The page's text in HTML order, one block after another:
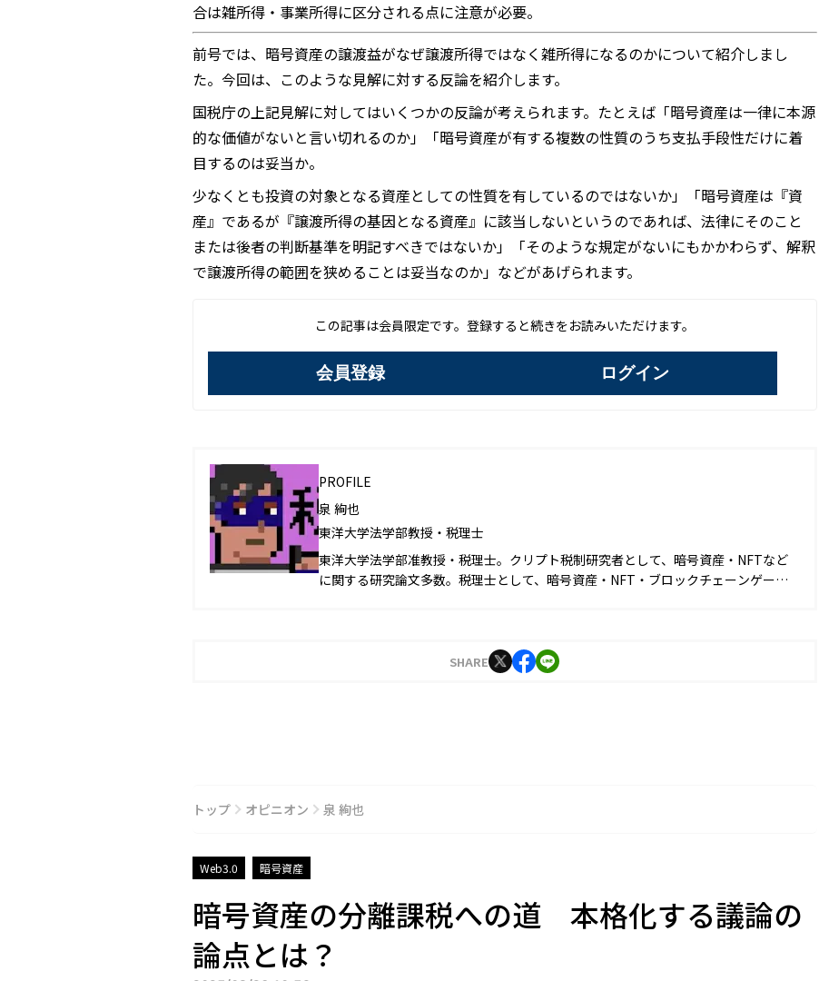
合は雑所得・事業所得に区分される点に注意が必要。
前号では、暗号資産の譲渡益がなぜ譲渡所得ではなく雑所得になるのかについて紹介しまし
た。今回は、このような見解に対する反論を紹介します。
国税庁の上記見解に対してはいくつかの反論が考えられます。たとえば「暗号資産は一律に本源
的な価値がないと言い切れるのか」「暗号資産が有する複数の性質のうち支払手段性だけに着
目するのは妥当か。
少なくとも投資の対象となる資産としての性質を有しているのではないか」「暗号資産は『資
産』であるが『譲渡所得の基因となる資産』に該当しないというのであれば、法律にそのこと
または後者の判断基準を明記すべきではないか」「そのような規定がないにもかかわらず、解釈
で譲渡所得の範囲を狭めることは妥当なのか」などがあげられます。
この記事は会員限定です。登録すると続きをお読みいただけます。
会員登録 ログイン
PROFILE
泉 絢也
東洋大学法学部教授・税理士
東洋大学法学部准教授・税理士。クリプト税制研究者として、暗号資産・NFTなど
に関する研究論文多数。税理士として、暗号資産・NFT・ブロックチェーンゲーム
SHARE
トップ オピニオン 泉 絢也
Web3.0 暗号資産
暗号資産の分離課税への道 本格化する議論の
論点とは？